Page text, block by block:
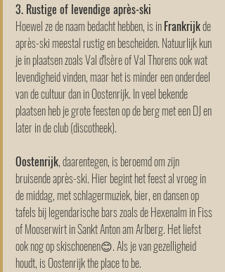
3. Rustige of levendige après-ski
Hoewel ze de naam bedacht hebben, is in Frankrijk de
après-ski meestal rustig en bescheiden. Natuurlijk kun
je in plaatsen zoals Val d'Isère of Val Thorens ook wat
levendigheid vinden, maar het is minder een onderdeel
van de cultuur dan in Oostenrijk. In veel bekende
plaatsen heb je grote feesten op de berg met een DJ en
later in de club (discotheek).
Oostenrijk, daarentegen, is beroemd om zijn
bruisende après-ski. Hier begint het feest al vroeg in
de middag, met schlagermuziek, bier, en dansen op
tafels bij legendarische bars zoals de Hexenalm in Fiss
of Mooserwirt in Sankt Anton am Arlberg. Het liefst
ook nog op skischoenen😊. Als je van gezelligheid
houdt, is Oostenrijk the place to be.